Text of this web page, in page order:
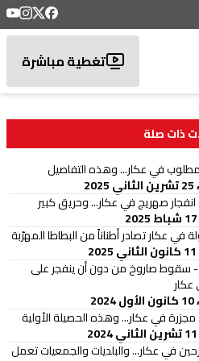
تغطية مباشرة
ذات صلة
في عكار... وهذه التفاصيل
انفجار صهريج في عكار... وحريق كبير
في عكار تصادر أطناناً من البطاطا المهرّبة
- سقوط صاروخ من دون أن ينفجر على
مجزرة في عكار... وهذه الحصيلة الأولية
في عكار... والبلديات والجمعيات تعمل